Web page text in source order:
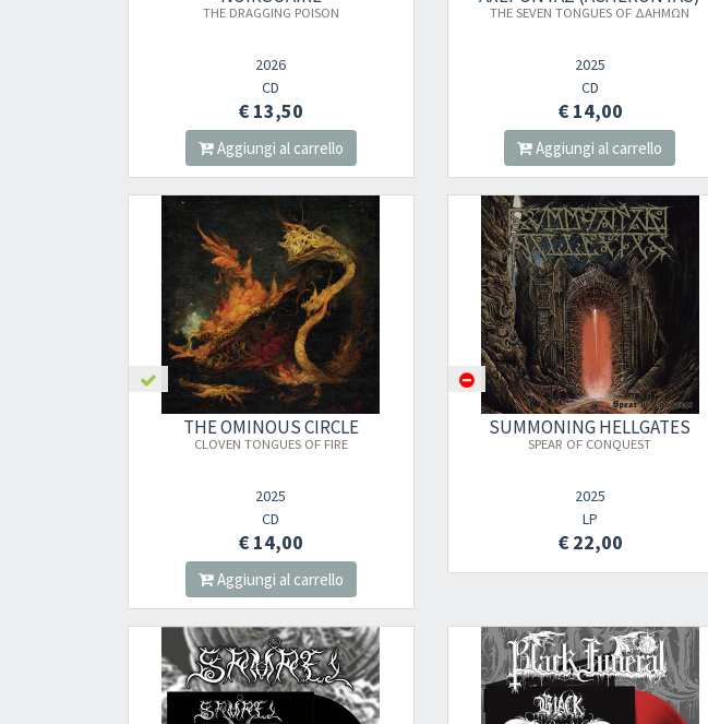
THE DRAGGING POISON
2026
CD
€ 13,50
Aggiungi al carrello
THE SEVEN TONGUES OF ΔΑΗΜΩΝ
2025
CD
€ 14,00
Aggiungi al carrello
THE OMINOUS CIRCLE
CLOVEN TONGUES OF FIRE
2025
CD
€ 14,00
Aggiungi al carrello
SUMMONING HELLGATES
SPEAR OF CONQUEST
2025
LP
€ 22,00